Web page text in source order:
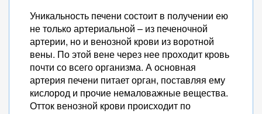
Уникальность печени состоит в получении ею
не только артериальной – из печеночной
артерии, но и венозной крови из воротной
вены. По этой вене через нее проходит кровь
почти со всего организма. А основная
артерия печени питает орган, поставляя ему
кислород и прочие немаловажные вещества.
Отток венозной крови происходит по